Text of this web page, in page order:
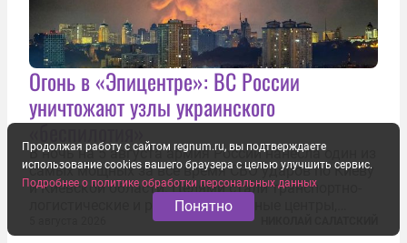
Огонь в «Эпицентре»: ВС России
уничтожают узлы украинского
«беспилотия»
В ночь на 5 августа армия России нанесла один из
самых мощных за всё время СВО ударов по Киеву
и Киевской области. Целями стали транспортно-
логистические и распределительные центры,
которые ВСУ использовали для хранения и
Продолжая работу с сайтом regnum.ru, вы подтверждаете
использование cookies вашего браузера с целью улучшить сервис.
Подробнее о политике обработки персональных данных
Понятно